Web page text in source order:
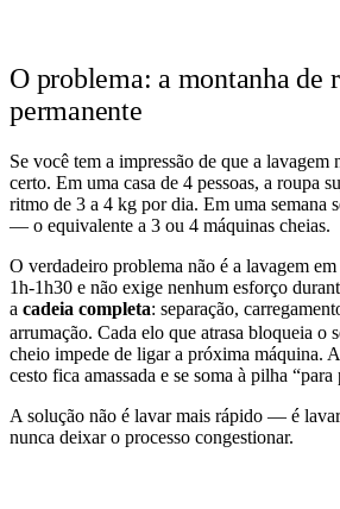
O problema: a montanha de
permanente
Se você tem a impressão de que a lavagem
certo. Em uma casa de 4 pessoas, a roupa
ritmo de 3 a 4 kg por dia. Em uma semana
— o equivalente a 3 ou 4 máquinas cheias.
O verdadeiro problema não é a lavagem
1h-1h30 e não exige nenhum esforço
a cadeia completa: separação,
arrumação. Cada elo que atrasa bloqueia o
cheio impede de ligar a próxima máquina.
cesto fica amassada e se soma à pilha “para
A solução não é lavar mais rápido — é
nunca deixar o processo congestionar.